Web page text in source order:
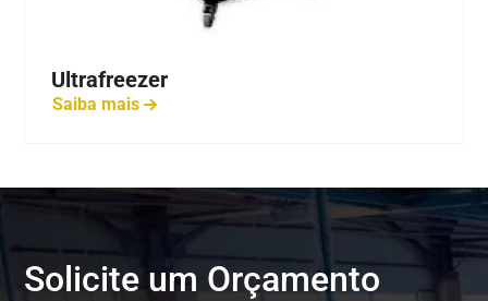
Ultrafreezer
Saiba mais
Solicite um Orçamento